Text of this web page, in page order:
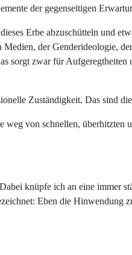
der gegenseitigen
Erbe abzuschütteln und
der Genderideologie,
sorgt zwar für
Zuständigkeit. Das sind
von schnellen, überhitzten
knüpfe ich an eine immer
Eben die Hinwendung